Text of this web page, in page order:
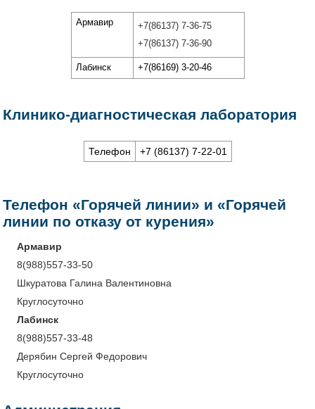
Армавир
+7(86137) 7-36-75
+7(86137) 7-36-90
Лабинск +7(86169) 3-20-46
Клинико-диагностическая лаборатория
Телефон +7 (86137) 7-22-01
Телефон «Горячей линии» и «Горячей
линии по отказу от курения»
Армавир
8(988)557-33-50
Шкуратова Галина Валентиновна
Круглосуточно
Лабинск
8(988)557-33-48
Дерябин Сергей Федорович
Круглосуточно